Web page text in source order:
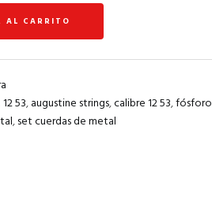
AL CARRITO
53,augustine strings,calibre 12 53,fósforo
,set cuerdas de metal